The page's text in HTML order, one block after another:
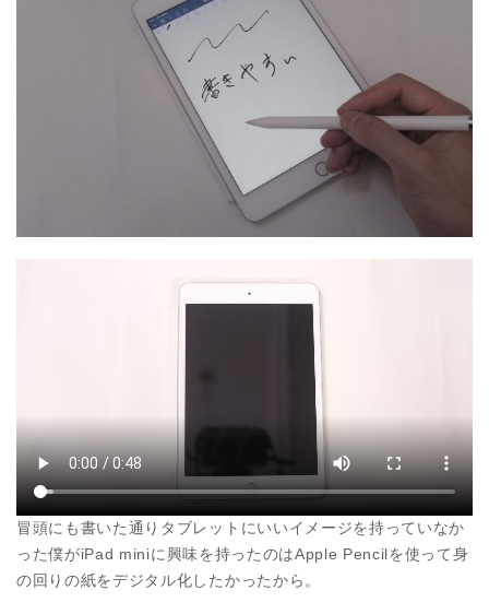
冒頭にも書いた通りタブレットにいいイメージを持っていなか
った僕がiPad miniに興味を持ったのはApple Pencilを使って身
の回りの紙をデジタル化したかったから。